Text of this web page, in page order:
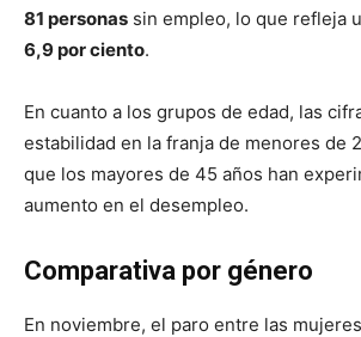
81 personas sin empleo, lo que refleja
6,9 por ciento.
En cuanto a los grupos de edad, las
estabilidad en la franja de menores de
que los mayores de 45 años han
aumento en el desempleo.
Comparativa por género
En noviembre, el paro entre las